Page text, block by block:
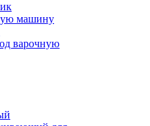
машину
варочную